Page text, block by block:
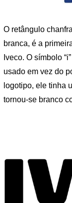
O retângulo
branca, é a
Iveco. O símbolo
usado em vez do
logotipo, ele tinha
tornou-se branco